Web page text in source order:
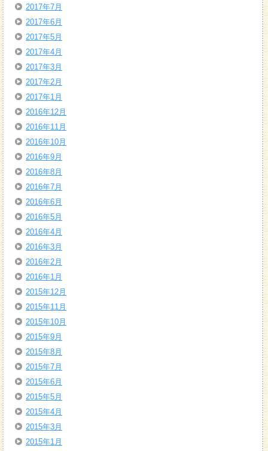
2017年7月
2017年6月
2017年5月
2017年4月
2017年3月
2017年2月
2017年1月
2016年12月
2016年11月
2016年10月
2016年9月
2016年8月
2016年7月
2016年6月
2016年5月
2016年4月
2016年3月
2016年2月
2016年1月
2015年12月
2015年11月
2015年10月
2015年9月
2015年8月
2015年7月
2015年6月
2015年5月
2015年4月
2015年3月
2015年1月